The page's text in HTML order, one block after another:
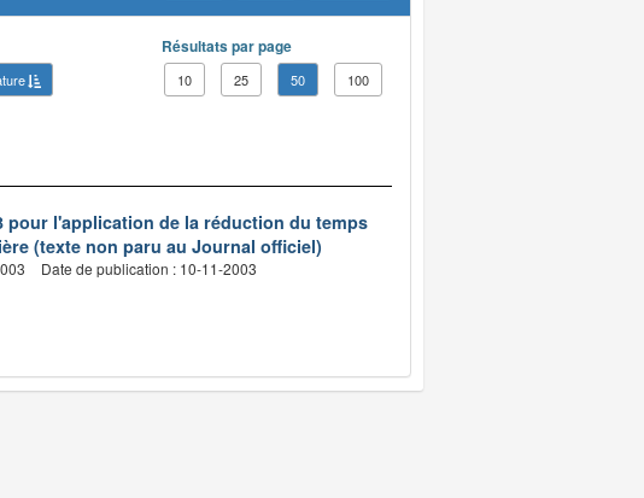
Résultats par page
10 25 50 100
l'application de la réduction du temps
(texte non paru au Journal officiel)
Date de publication : 10-11-2003